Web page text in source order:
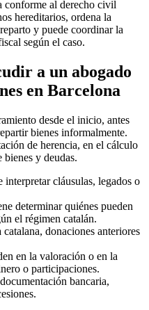
conforme al derecho civil
hereditarios, ordena la
y puede coordinar la
según el caso.
a un abogado
en Barcelona
desde el inicio, antes
bienes informalmente.
de herencia, en el cálculo
y deudas.
interpretar cláusulas, legados o
determinar quiénes pueden
el régimen catalán.
donaciones anteriores
en la valoración o en la
o participaciones.
bancaria,